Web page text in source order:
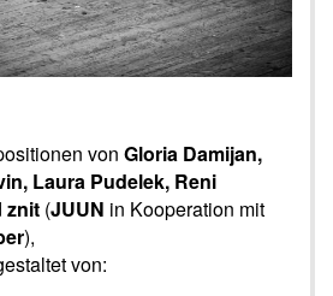
von Gloria Damijan,
Laura Pudelek, Reni
znit (JUUN in Kooperation mit
),
von: